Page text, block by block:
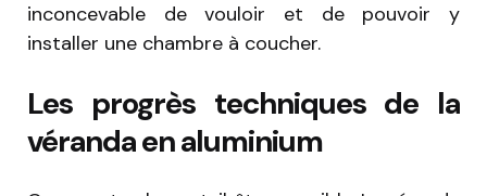
inconcevable de vouloir et de pouvoir y
installer une chambre à coucher.
Les progrès techniques de la
véranda en aluminium